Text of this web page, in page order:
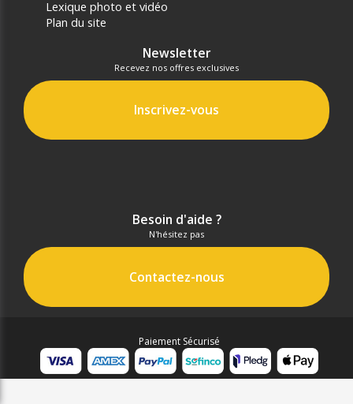
Lexique photo et vidéo
Plan du site
Newsletter
Recevez nos offres exclusives
Inscrivez-vous
Besoin d'aide ?
N'hésitez pas
Contactez-nous
Paiement Sécurisé